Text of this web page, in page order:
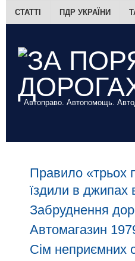
Автоправо. Автопомощь.
СТАТТІ ПДР УКРАЇНИ
Правило «трьох
їздили в джипах
Забруднення
Автомагазин
Сім неприємних